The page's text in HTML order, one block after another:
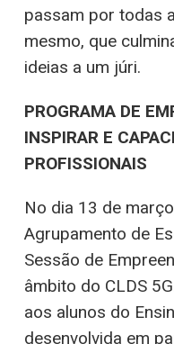
passam por todas
mesmo, que
ideias a um júri.
PROGRAMA DE
INSPIRAR E
PROFISSIONAIS
No dia 13 de
Agrupamento de
Sessão de
âmbito do CLDS
aos alunos do
desenvolvida em